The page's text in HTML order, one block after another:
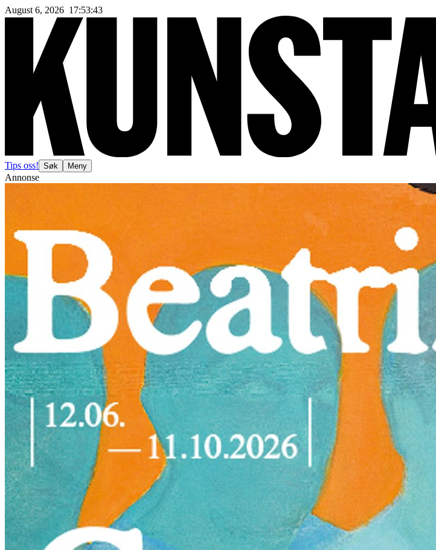
August 6, 2026 17:53:46
Tips oss! Søk Meny
Annonse